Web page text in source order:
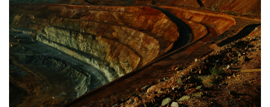
นอกจากนี้ สถานีโทรทัศน์แห่งรัฐของอิหร่านรายงานว่า
รัฐบาลเตหะรานได้ปฏิเสธข้อเสนอของสหรัฐฯ 14 ข้อเช่นกัน
โดยมองว่า เป็นการบีบให้อิหร่านยอมจำนนต่อข้อเรียกร้องที่
เกินเหตุของทรัมป์
ขณะที่ Axios รายงานถึงคำพูดแหล่งข่าวอิหร่านว่า “ไม่มีใคร